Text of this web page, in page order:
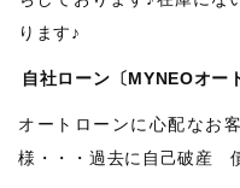
ります♪
自社ローン〔MYNEOオー
オートローンに心配なお
様・・・過去に自己破産